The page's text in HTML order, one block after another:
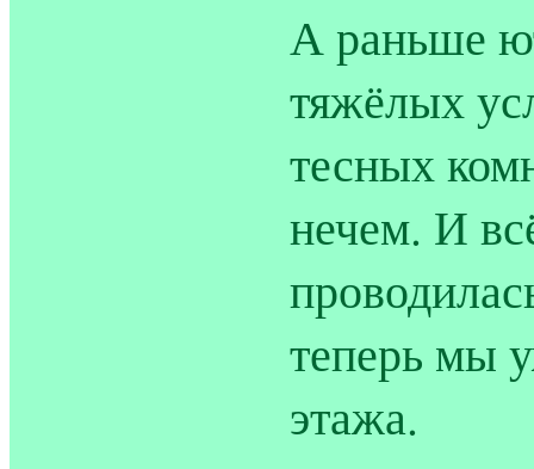
А раньше
тяжёлых
тесных
нечем. И
теперь мы
этажа.